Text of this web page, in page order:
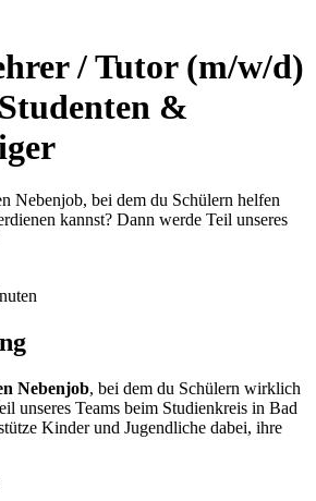
/ Tutor (m/w/d)
&
Nebenjob, bei dem du Schülern helfen
kannst? Dann werde Teil unseres
Nebenjob, bei dem du Schülern wirklich
unseres Teams beim Studienkreis in Bad
Kinder und Jugendliche dabei, ihre